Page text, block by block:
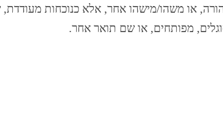
או משהו/מישהו אחר, אלא כנוכחות
מפותחים, או שם תואר אחר.